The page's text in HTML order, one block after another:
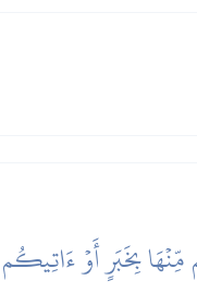
مِّنۡهَا بِخَبَرٍ أَوۡ